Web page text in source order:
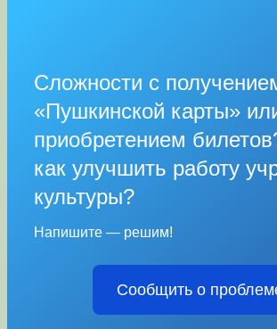
Сложности с
«Пушкинской карты»
приобретением
как улучшить работу
культуры?
Напишите — решим!
Сообщить о